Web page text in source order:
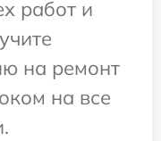
работ и
на ремонт
на все